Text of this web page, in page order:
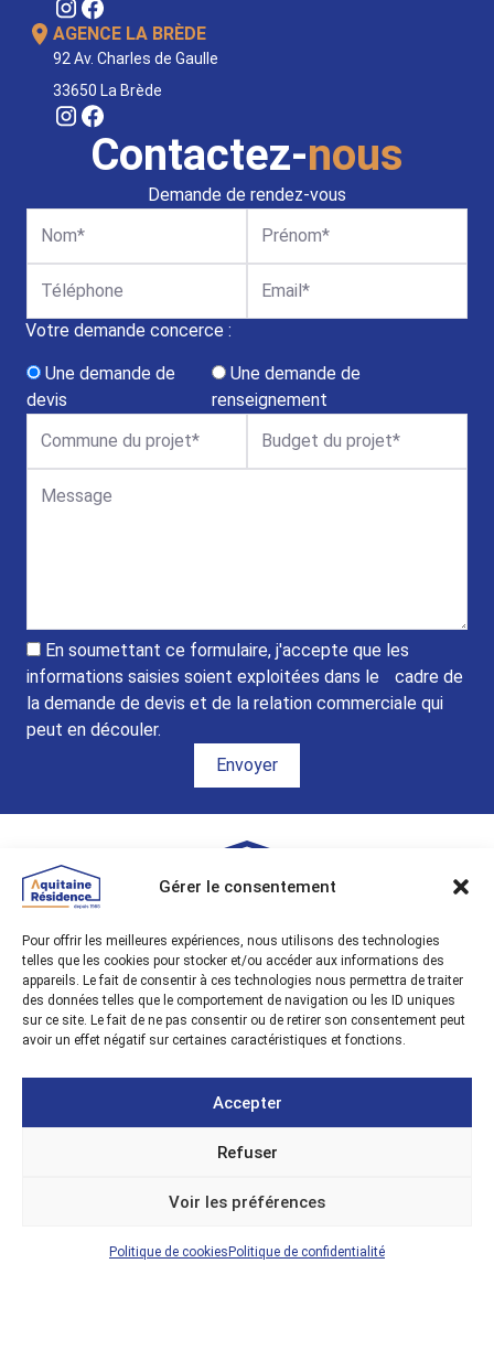
Gérer le consentement
Pour offrir les meilleures expériences, nous utilisons des technologies
telles que les cookies pour stocker et/ou accéder aux informations des
appareils. Le fait de consentir à ces technologies nous permettra de traiter
des données telles que le comportement de navigation ou les ID uniques
sur ce site. Le fait de ne pas consentir ou de retirer son consentement peut
avoir un effet négatif sur certaines caractéristiques et fonctions.
Accepter
Refuser
Voir les préférences
Politique de cookies Politique de confidentialité
AGENCE LA BRÈDE
92 Av. Charles de Gaulle
33650 La Brède
Contactez-nous
Demande de rendez-vous
Votre demande concerce :
Une demande de
devis
Une demande de
renseignement
En soumettant ce formulaire, j'accepte que les
informations saisies soient exploitées dans le cadre de
la demande de devis et de la relation commerciale qui
peut en découler.
Accueil
Constructeur de maisons
Investissement locatif
Contact
Politique de
© 2026 Aquitaine Résidence. Tous droits réservés.